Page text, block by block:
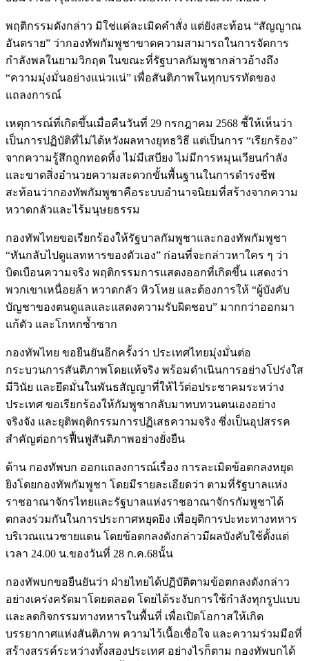
พฤติกรรมดังกล่าว มิใช่แค่ละเมิดคำสั่ง แต่ยังสะท้อน “สัญญาณ
อันตราย” ว่ากองทัพกัมพูชาขาดความสามารถในการจัดการ
กำลังพลในยามวิกฤต ในขณะที่รัฐบาลกัมพูชากล่าวอ้างถึง
“ความมุ่งมั่นอย่างแน่วแน่” เพื่อสันติภาพในทุกบรรทัดของ
แถลงการณ์
เหตุการณ์ที่เกิดขึ้นเมื่อคืนวันที่ 29 กรกฎาคม 2568 ชี้ให้เห็นว่า
เป็นการปฏิบัติที่ไม่ได้หวังผลทางยุทธวิธี แต่เป็นการ “เรียกร้อง”
จากความรู้สึกถูกทอดทิ้ง ไม่มีเสบียง ไม่มีการหมุนเวียนกำลัง
และขาดสิ่งอำนวยความสะดวกขั้นพื้นฐานในการดำรงชีพ
สะท้อนว่ากองทัพกัมพูชาคือระบบอำนาจนิยมที่สร้างจากความ
หวาดกลัวและไร้มนุษยธรรม
กองทัพไทยขอเรียกร้องให้รัฐบาลกัมพูชาและกองทัพกัมพูชา
“หันกลับไปดูแลทหารของตัวเอง” ก่อนที่จะกล่าวหาใคร ๆ ว่า
บิดเบือนความจริง พฤติกรรมการแสดงออกที่เกิดขึ้น แสดงว่า
พวกเขาเหนื่อยล้า หวาดกลัว หิวโหย และต้องการให้ “ผู้บังคับ
บัญชาของตนดูแลและแสดงความรับผิดชอบ” มากกว่าออกมา
แก้ตัว และโกหกซ้ำซาก
กองทัพไทย ขอยืนยันอีกครั้งว่า ประเทศไทยมุ่งมั่นต่อ
กระบวนการสันติภาพโดยแท้จริง พร้อมดำเนินการอย่างโปร่งใส
มีวินัย และยึดมั่นในพันธสัญญาที่ให้ไว้ต่อประชาคมระหว่าง
ประเทศ ขอเรียกร้องให้กัมพูชากลับมาทบทวนตนเองอย่าง
จริงจัง และยุติพฤติกรรมการปฏิเสธความจริง ซึ่งเป็นอุปสรรค
สำคัญต่อการฟื้นฟูสันติภาพอย่างยั่งยืน
ด้าน กองทัพบก ออกแถลงการณ์เรื่อง การละเมิดข้อตกลงหยุด
ยิงโดยกองทัพกัมพูชา โดยมีรายละเอียดว่า ตามที่รัฐบาลแห่ง
ราชอาณาจักรไทยและรัฐบาลแห่งราชอาณาจักรกัมพูชาได้
ตกลงร่วมกันในการประกาศหยุดยิง เพื่อยุติการปะทะทางทหาร
บริเวณแนวชายแดน โดยข้อตกลงดังกล่าวมีผลบังคับใช้ตั้งแต่
เวลา 24.00 น.ของวันที่ 28 ก.ค.68นั้น
กองทัพบกขอยืนยันว่า ฝ่ายไทยได้ปฏิบัติตามข้อตกลงดังกล่าว
อย่างเคร่งครัดมาโดยตลอด โดยได้ระงับการใช้กำลังทุกรูปแบบ
และลดกิจกรรมทางทหารในพื้นที่ เพื่อเปิดโอกาสให้เกิด
บรรยากาศแห่งสันติภาพ ความไว้เนื้อเชื่อใจ และความร่วมมือที่
สร้างสรรค์ระหว่างทั้งสองประเทศ อย่างไรก็ตาม กองทัพบกได้